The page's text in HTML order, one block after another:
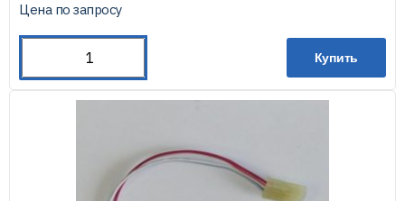
Цена по запросу
Купить